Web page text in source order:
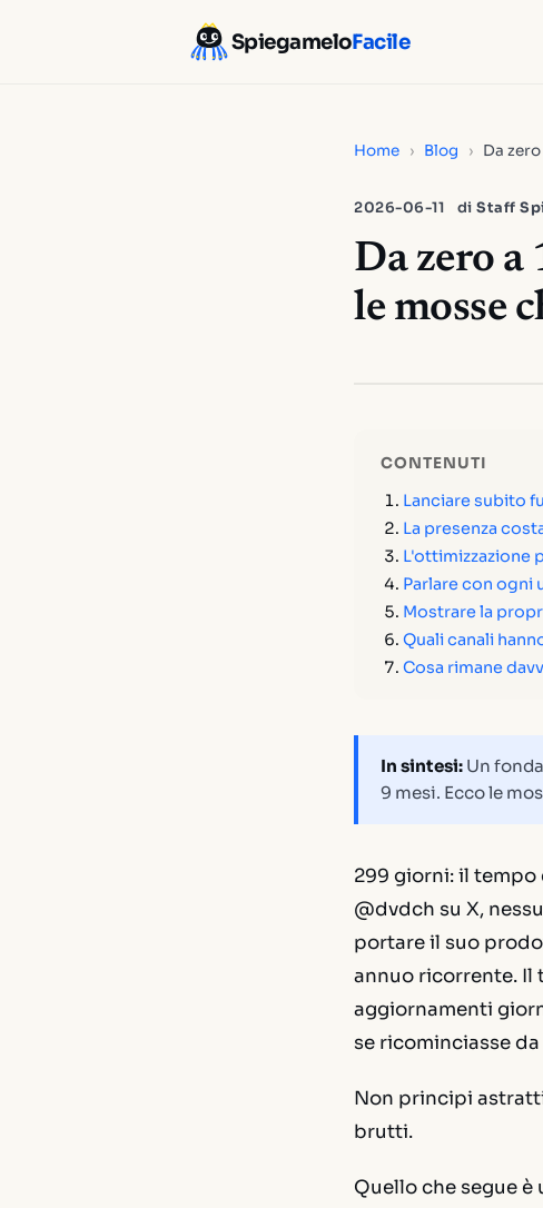
SpiegameloFacile
Home › Blog › Da
2026-06-11 di Staff
Da zero
le mosse
CONTENUTI
Lanciare subito
La presenza
L'ottimizzazione
Parlare con ogni
Mostrare la
Quali canali
Cosa rimane
In sintesi: Un
9 mesi. Ecco le
299 giorni: il
@dvdch su X,
portare il suo
annuo ricorrente. Il
aggiornamenti
se ricominciasse da
Non principi
brutti.
Quello che segue